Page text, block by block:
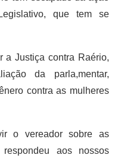
que tem se
a Justiça contra Raério,
da parla,mentar,
contra as mulheres
o vereador sobre as
aos nossos